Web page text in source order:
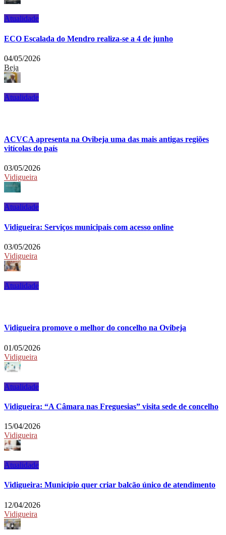
Atualidade
ECO Escalada do Mendro realiza-se a 4 de junho
04/05/2026
Beja
Atualidade
ACVCA apresenta na Ovibeja uma das mais antigas regiões
vitícolas do país
03/05/2026
Vidigueira
Atualidade
Vidigueira: Serviços municipais com acesso online
03/05/2026
Vidigueira
Atualidade
Vidigueira promove o melhor do concelho na Ovibeja
01/05/2026
Vidigueira
Atualidade
Vidigueira: “A Câmara nas Freguesias” visita sede de concelho
15/04/2026
Vidigueira
Atualidade
Vidigueira: Município quer criar balcão único de atendimento
12/04/2026
Vidigueira